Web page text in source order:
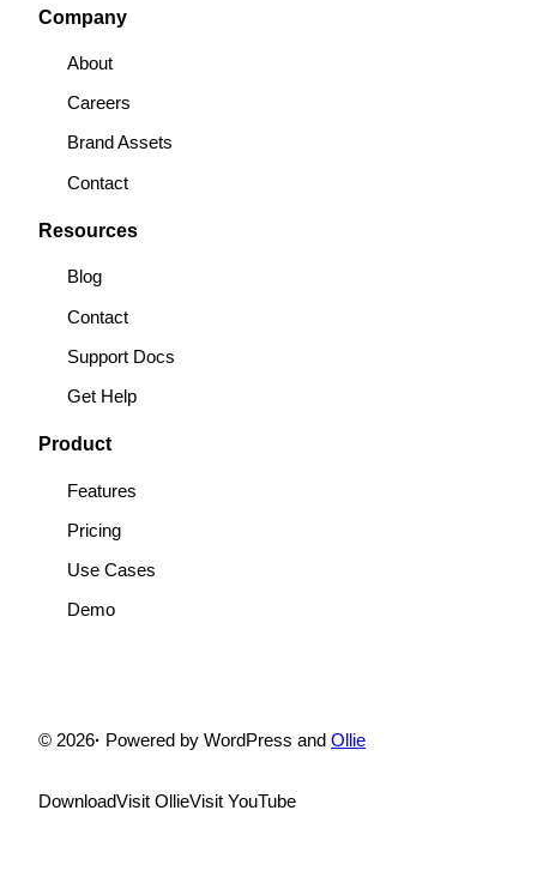
Company
About
Careers
Brand Assets
Contact
Resources
Blog
Contact
Support Docs
Get Help
Product
Features
Pricing
Use Cases
Demo
© 2026· Powered by WordPress and Ollie
DownloadVisit OllieVisit YouTube